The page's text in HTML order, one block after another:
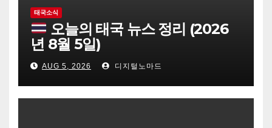
태국소식
오늘의 태국 뉴스 정리 (2026
년 8월 5일)
AUG 5, 2026 디지털노마드